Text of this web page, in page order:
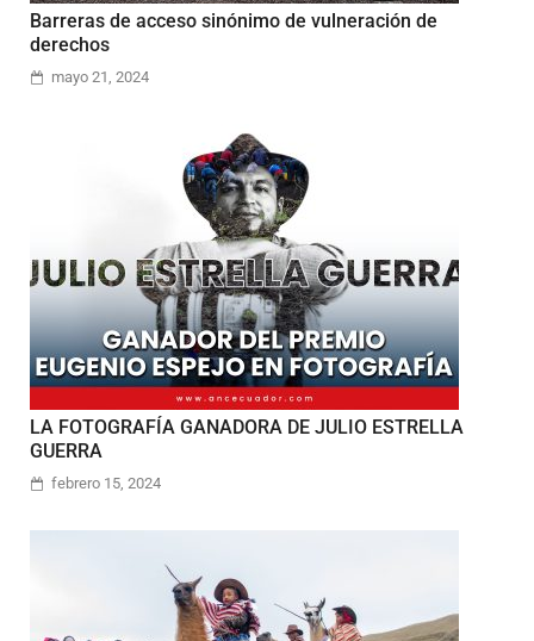
Barreras de acceso sinónimo de vulneración de
derechos
mayo 21, 2024
LA FOTOGRAFÍA GANADORA DE JULIO ESTRELLA
GUERRA
febrero 15, 2024